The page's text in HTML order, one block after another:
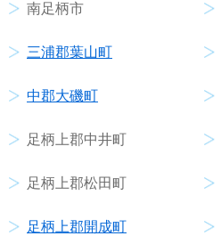
南足柄市
三浦郡葉山町
中郡大磯町
足柄上郡中井町
足柄上郡松田町
足柄上郡開成町